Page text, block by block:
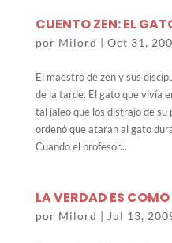
CUENTO ZEN: EL
por Milord | Oct 31,
El maestro de zen y sus
de la tarde. El gato que vivía
tal jaleo que los distrajo de
ordenó que ataran al gato
Cuando el profesor...
LA VERDAD ES
por Milord | Jul 13,